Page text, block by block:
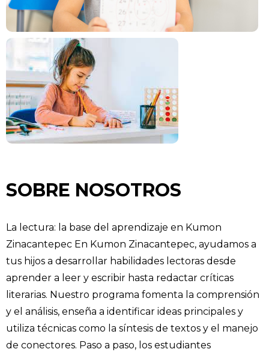
SOBRE NOSOTROS
La lectura: la base del aprendizaje en Kumon
Zinacantepec En Kumon Zinacantepec, ayudamos a
tus hijos a desarrollar habilidades lectoras desde
aprender a leer y escribir hasta redactar críticas
literarias. Nuestro programa fomenta la comprensión
y el análisis, enseña a identificar ideas principales y
utiliza técnicas como la síntesis de textos y el manejo
de conectores. Paso a paso, los estudiantes